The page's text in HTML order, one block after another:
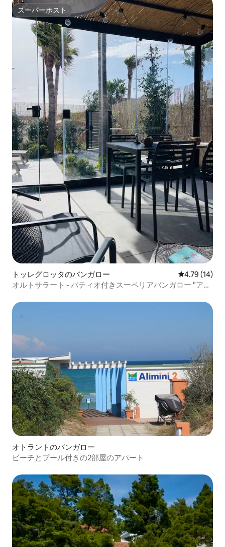
スーパーホスト
スーパーホスト
トッレグロッタのバンガロー レビュー14
4.79 (14)
オルトサラート - パティオ付きスーペリアバンガロー "アク
オトラントのバンガロー
ビーチとプール付きの2部屋のアパート